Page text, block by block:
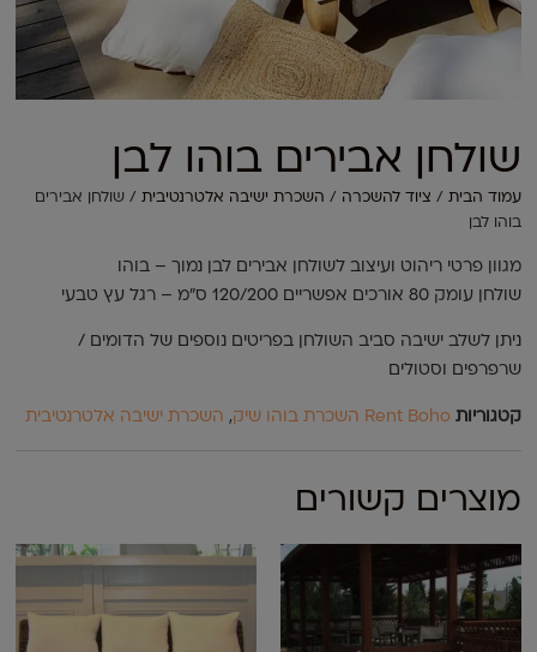
שולחן אבירים בוהו לבן
עמוד הבית / ציוד להשכרה / השכרת ישיבה אלטרנטיבית / שולחן אבירים
בוהו לבן
מגוון פרטי ריהוט ועיצוב לשולחן אבירים לבן נמוך – בוהו
שולחן עומק 80 אורכים אפשריים 120/200 ס"מ – רגל עץ טבעי
ניתן לשלב ישיבה סביב השולחן בפריטים נוספים של הדומים /
שרפרפים וסטולים
קטגוריות Rent Boho השכרת בוהו שיק , השכרת ישיבה אלטרנטיבית
מוצרים קשורים